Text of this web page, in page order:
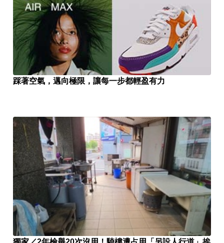
踩著空氣，邁向極限，讓每一步都輕盈有力